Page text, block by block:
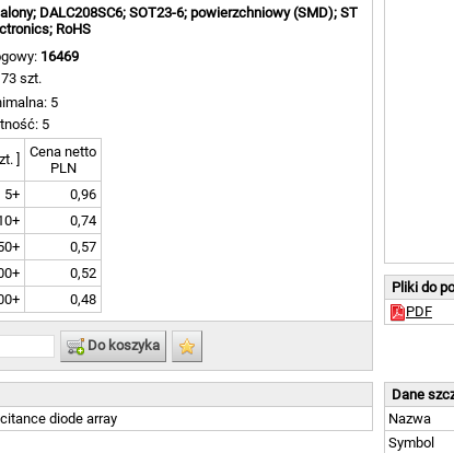
Pliki do
PDF
DALC208SC6; SOT23-6; powierzchniowy (SMD); ST
RoHS
16469
szt.
5
5
]
Cena netto
PLN
5+
0,96
0,74
0,57
0,52
0,48
Do koszyka
diode array
Dane
Nazwa
Symbol